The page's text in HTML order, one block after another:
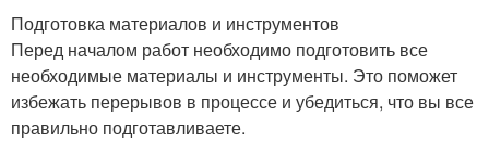
Подготовка материалов и инструментов
Перед началом работ необходимо подготовить все
необходимые материалы и инструменты. Это поможет
избежать перерывов в процессе и убедиться, что вы все
правильно подготавливаете.